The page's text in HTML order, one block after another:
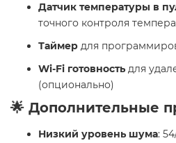
Датчик температуры в
точного контроля
Таймер для
Wi-Fi готовность для
(опционально)
🌟 Дополнительные
Низкий уровень шума: